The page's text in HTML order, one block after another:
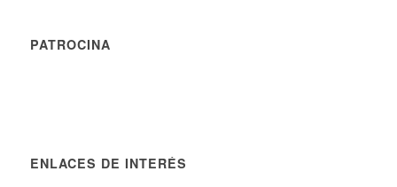
PATROCINA
ENLACES DE INTERÉS